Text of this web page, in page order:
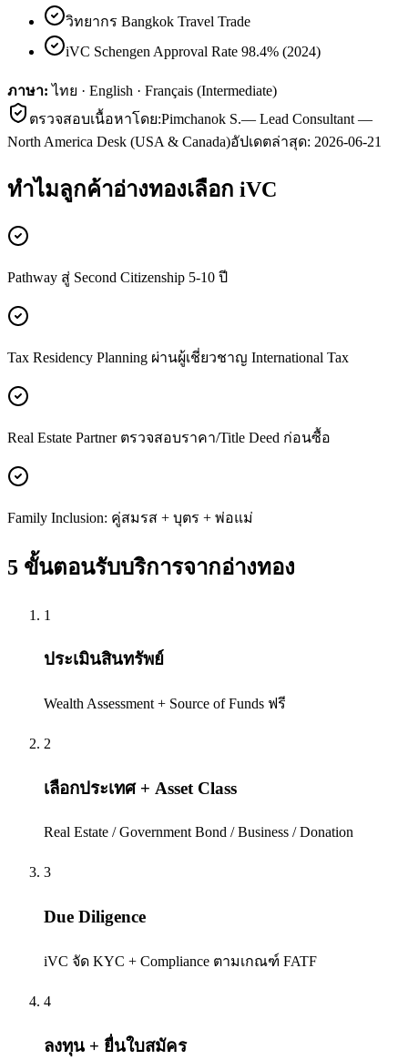
วิทยากร Bangkok Travel Trade
iVC Schengen Approval Rate 98.4% (2024)
ภาษา: ไทย · English · Français (Intermediate)
ตรวจสอบเนื้อหาโดย:Pimchanok S.— Lead Consultant —
North America Desk (USA & Canada)อัปเดตล่าสุด: 2026-06-21
ทำไมลูกค้าอ่างทองเลือก iVC
Pathway สู่ Second Citizenship 5-10 ปี
Tax Residency Planning ผ่านผู้เชี่ยวชาญ International Tax
Real Estate Partner ตรวจสอบราคา/Title Deed ก่อนซื้อ
Family Inclusion: คู่สมรส + บุตร + พ่อแม่
5 ขั้นตอนรับบริการจากอ่างทอง
1
ประเมินสินทรัพย์
Wealth Assessment + Source of Funds ฟรี
2
เลือกประเทศ + Asset Class
Real Estate / Government Bond / Business / Donation
3
Due Diligence
iVC จัด KYC + Compliance ตามเกณฑ์ FATF
4
ลงทุน + ยื่นใบสมัคร